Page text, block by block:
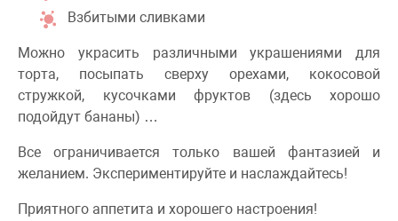
Взбитыми сливками
Можно украсить различными украшениями для
торта, посыпать сверху орехами, кокосовой
стружкой, кусочками фруктов (здесь хорошо
подойдут бананы) …
Все ограничивается только вашей фантазией и
желанием. Экспериментируйте и наслаждайтесь!
Приятного аппетита и хорошего настроения!